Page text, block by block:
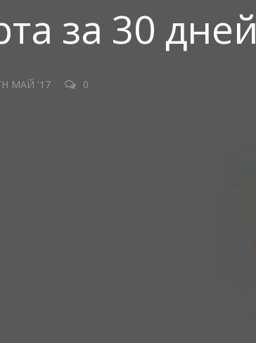
за 30 дней
МАЙ '17 0